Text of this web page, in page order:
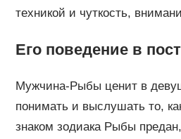
техникой и чуткость,
Его поведение в
Мужчина-Рыбы ценит в
понимать и выслушать то,
знаком зодиака Рыбы